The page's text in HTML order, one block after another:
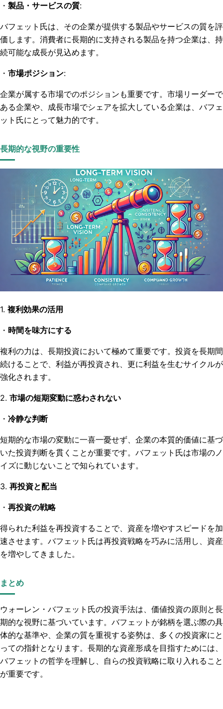
・ 製品・サービスの質:
バフェット氏は、その企業が提供する製品やサービスの質を評
価します。消費者に長期的に支持される製品を持つ企業は、持
続可能な成長が見込めます。
・ 市場ポジション:
企業が属する市場でのポジションも重要です。市場リーダーで
ある企業や、成長市場でシェアを拡大している企業は、バフェ
ット氏にとって魅力的です。
長期的な視野の重要性
1. 複利効果の活用
・ 時間を味方にする
複利の力は、長期投資において極めて重要です。投資を長期間
続けることで、利益が再投資され、更に利益を生むサイクルが
強化されます。
2. 市場の短期変動に惑わされない
・ 冷静な判断
短期的な市場の変動に一喜一憂せず、企業の本質的価値に基づ
いた投資判断を貫くことが重要です。バフェット氏は市場のノ
イズに動じないことで知られています。
3. 再投資と配当
・ 再投資の戦略
得られた利益を再投資することで、資産を増やすスピードを加
速させます。バフェット氏は再投資戦略を巧みに活用し、資産
を増やしてきました。
まとめ
ウォーレン・バフェット氏の投資手法は、価値投資の原則と長
期的な視野に基づいています。バフェットが銘柄を選ぶ際の具
体的な基準や、企業の質を重視する姿勢は、多くの投資家にと
っての指針となります。長期的な資産形成を目指すためには、
バフェットの哲学を理解し、自らの投資戦略に取り入れること
が重要です。